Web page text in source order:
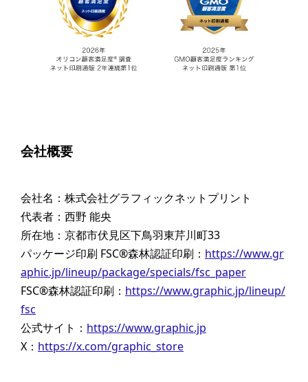
会社概要
会社名：株式会社グラフィックネットプリント
代表者：西野 能央
所在地：京都市伏見区下鳥羽東芹川町33
パッケージ印刷 FSC®森林認証印刷： https://www.gr
aphic.jp/lineup/package/specials/fsc_paper
FSC®森林認証印刷： https://www.graphic.jp/lineup/
fsc
公式サイト： https://www.graphic.jp
X： https://x.com/graphic_store